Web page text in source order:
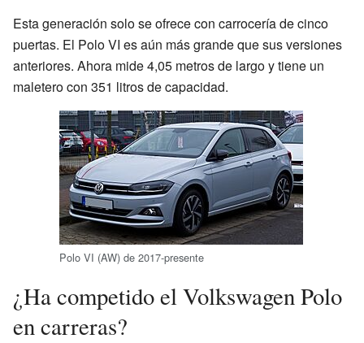
Esta generación solo se ofrece con carrocería de cinco
puertas. El Polo VI es aún más grande que sus versiones
anteriores. Ahora mide 4,05 metros de largo y tiene un
maletero con 351 litros de capacidad.
Polo VI (AW) de 2017-presente
¿Ha competido el Volkswagen Polo
en carreras?